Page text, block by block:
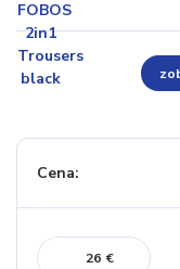
Cena:
€